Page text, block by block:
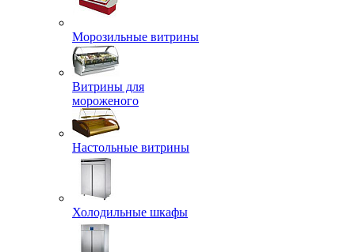
Морозильные витрины
Витрины для
мороженого
Настольные витрины
Холодильные шкафы